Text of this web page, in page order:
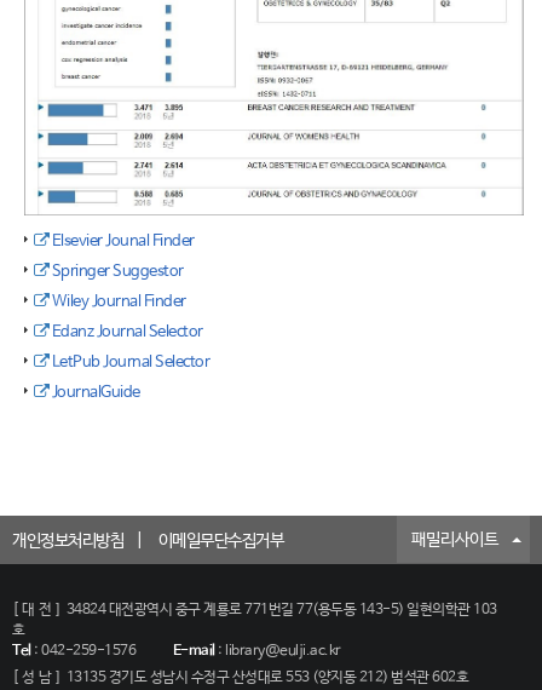
Elsevier Jounal Finder
Springer Suggestor
Wiley Journal Finder
Edanz Journal Selector
LetPub Journal Selector
JournalGuide
개인정보처리방침 이메일무단수집거부 패밀리사이트
[대전]
34824 대전광역시 중구 계룡로 771번길 77(용두동 143-5) 일현의학관 103
호
Tel: 042-259-1576 E-mail: library@eulji.ac.kr
[성남]
13135 경기도 성남시 수정구 산성대로 553 (양지동 212) 범석관 602호